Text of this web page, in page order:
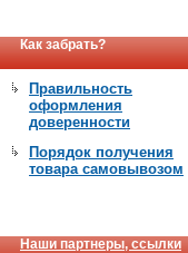
Как забрать?
Правильность
оформления
доверенности
Порядок получения
товара самовывозом
Наши партнеры, ссылки